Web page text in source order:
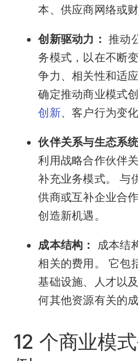
本、供应商网络或财
创新驱动力：推动
务模式，以在不断
争力、相关性和适
确定推动商业模式
创新、客户行为变
伙伴关系与生态系
利用战略合作伙伴
补充业务模式。 与
供商或互补企业合
创造新机遇。
成本结构： 成本结
相关的费用。 它包
基础设施、人才以
何其他资源有关的成
12 个商业模